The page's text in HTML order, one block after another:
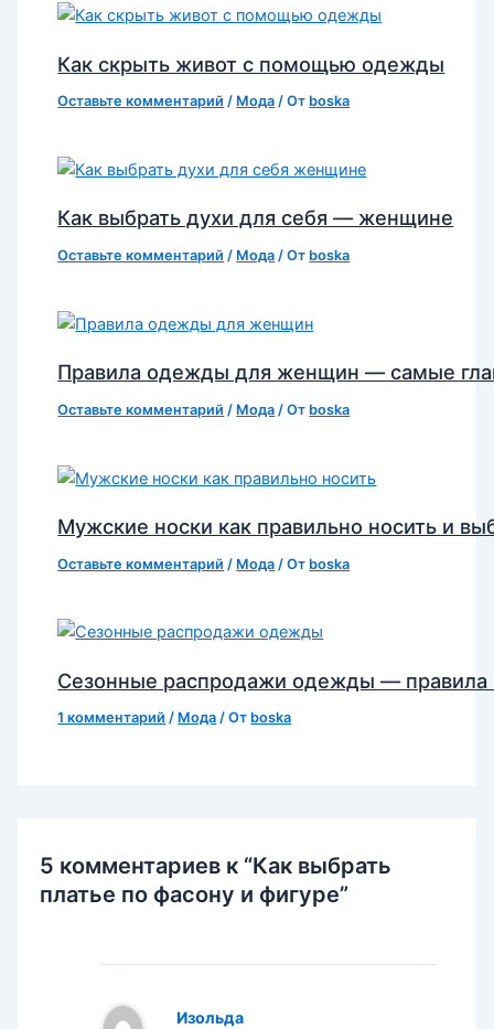
Как скрыть живот с помощью одежды
Оставьте комментарий / Мода / От boska
Как выбрать духи для себя — женщине
Оставьте комментарий / Мода / От boska
Правила одежды для женщин — самые
Оставьте комментарий / Мода / От boska
Мужские носки как правильно носить и
Оставьте комментарий / Мода / От boska
Сезонные распродажи одежды — правила
1 комментарий / Мода / От boska
5 комментариев к “Как выбрать
платье по фасону и фигуре”
Изольда